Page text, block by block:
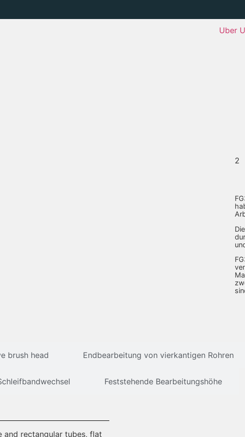
Uber
2
brush head Endbearbeitung von vierkantigen Rohren
Feststehende Bearbeitungshöhe
and rectangular tubes, flat